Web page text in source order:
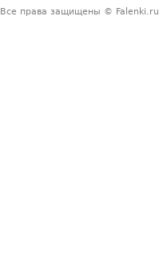
Все права защищены © Falenki.ru